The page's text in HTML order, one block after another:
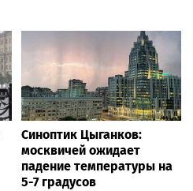
Синоптик Цыганков:
москвичей ожидает
падение температуры на
5-7 градусов